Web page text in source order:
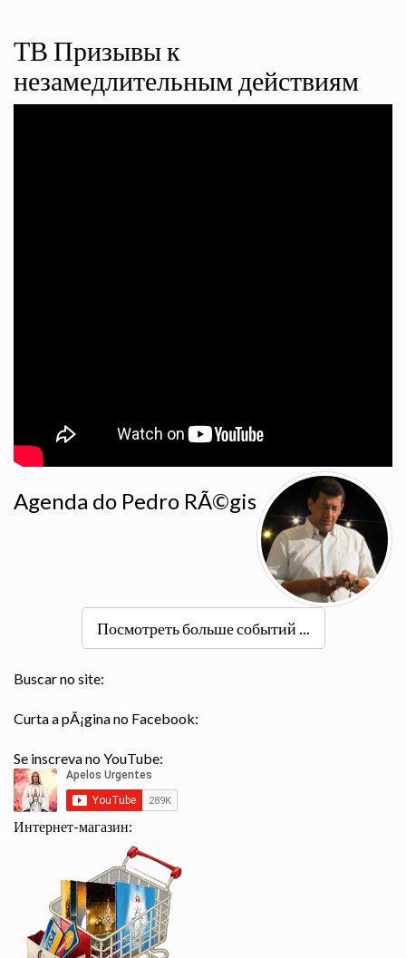
ТВ Призывы к
незамедлительным действиям
Agenda do Pedro RÃ©gis
Посмотреть больше событий ...
Buscar no site:
Curta a pÃ¡gina no Facebook:
Se inscreva no YouTube:
Интернет-магазин: